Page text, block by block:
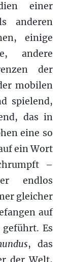
einer
anderen
einige
andere
der
mobilen
spielend,
das in
eine so
ein Wort
–
endlos
gleicher
auf
Es
, das